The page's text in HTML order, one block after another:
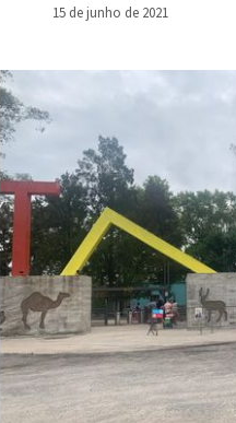
15 de junho de 2021